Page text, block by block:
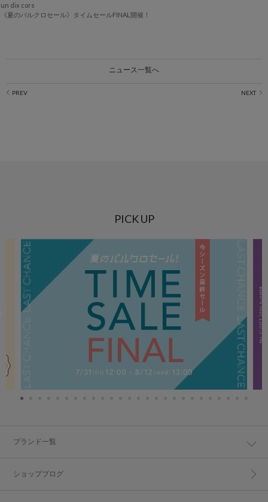
un dix cors
《夏のパルクロセール》タイムセールFINAL開催！
ニュース一覧へ
PICK UP
ブランド一覧
ショップブログ